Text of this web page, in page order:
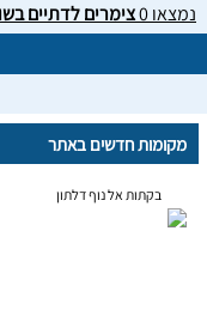
נמצאו0צימרים לדתיים
מקומות חדשים באתר
בקתות אל נוף דלתון